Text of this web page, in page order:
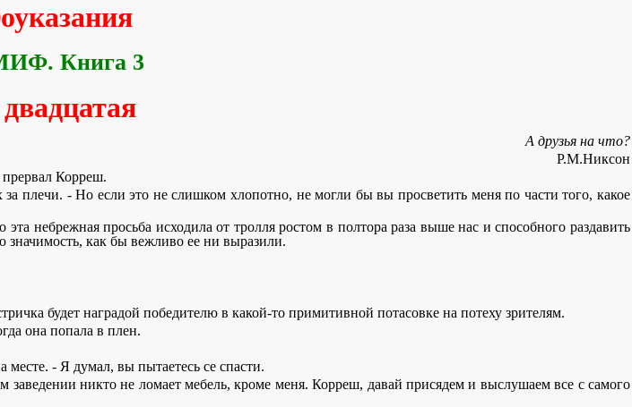
Книга 3
А друзья на что?
P.M.Никсон
Корреш.
плечи. - Но если это не слишком хлопотно, не могли бы вы просветить меня по части того, какое
небрежная просьба исходила от тролля ростом в полтора раза выше нас и способного раздавить
как бы вежливо ее ни выразили.
будет наградой победителю в какой-то примитивной потасовке на потеху зрителям.
она попала в плен.
месте. - Я думал, вы пытаетесь се спасти.
никто не ломает мебель, кроме меня. Корреш, давай присядем и выслушаем все с самого